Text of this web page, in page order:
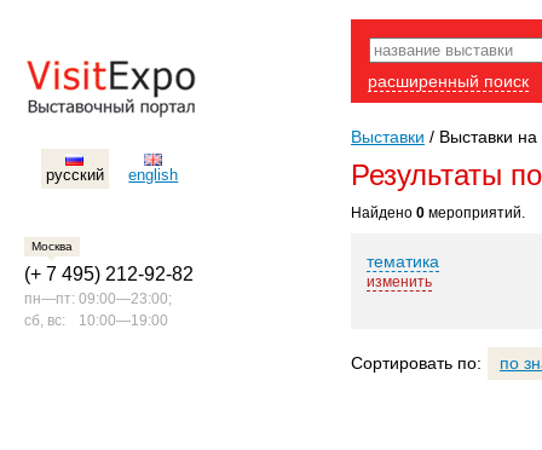
русский english
Москва
(+ 7 495) 212-92-82
пн—пт: 09:00—23:00;
сб, вс:
10:00—19:00
расширенный поиск
Выставки / Выставки на
Результаты
Найдено 0 мероприятий.
тематика
изменить
Сортировать по: по